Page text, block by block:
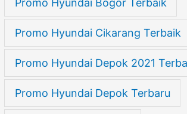
Promo Hyundai Bogor Terbaik
Promo Hyundai Cikarang Terbaik
Promo Hyundai Depok 2021
Promo Hyundai Depok Terbaru